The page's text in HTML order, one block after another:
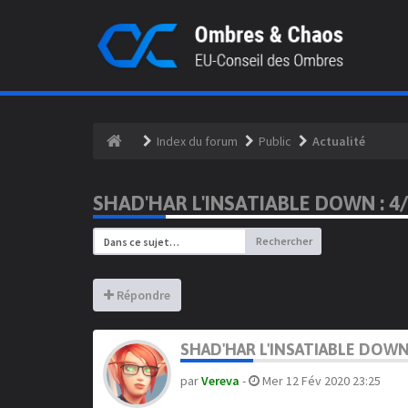
Index du forum Public Actualité
SHAD'HAR L'INSATIABLE DOWN :
Rechercher
Répondre
SHAD'HAR L'INSATIABLE
parVereva - Mer 12 Fév 2020 23:25